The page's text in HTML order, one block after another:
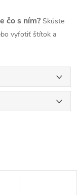
čo s ním? Skúste
vyfotiť štítok a